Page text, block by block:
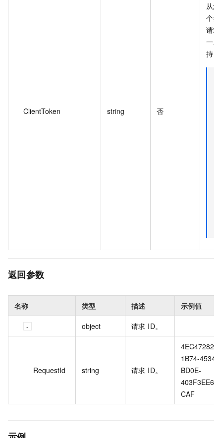
ClientToken string 否
从
个
请
一
持
返回参数
名称 类型 描述 示例值
object 请求 ID。
RequestId string 请求 ID。
4EC47282-
1B74-4534-
BD0E-
403F3EE64
CAF